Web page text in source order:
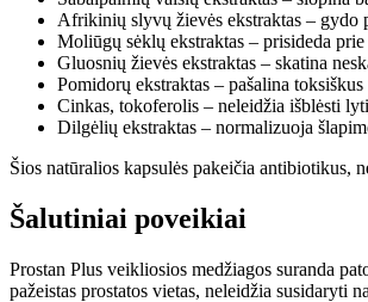
Afrikinių slyvų žievės ekstraktas – gydo
Moliūgų sėklų ekstraktas – prisideda
Gluosnių žievės ekstraktas – skatina
Pomidorų ekstraktas – pašalina
Cinkas, tokoferolis – neleidžia išblėsti
Dilgėlių ekstraktas – normalizuoja
Šios natūralios kapsulės pakeičia antibiotikus,
Šalutiniai poveikiai
Prostan Plus veikliosios medžiagos suranda
pažeistas prostatos vietas, neleidžia susidaryti